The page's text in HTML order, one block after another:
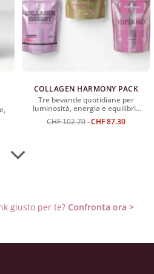
COLLAGEN HARMONY PACK
Tre bevande quotidiane per
luminosità, energia e equilibrio
interiore.
CHF102.70 CHF87.30
giusto per te? Confronta ora >